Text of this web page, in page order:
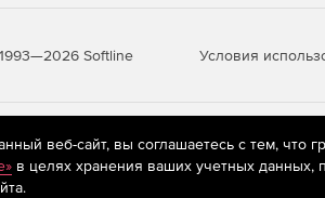
Softline Условия
рекомендательные технологии
пользователей сети
веб-сайт, вы соглашаетесь с тем, что
в целях хранения ваших учетных данных,